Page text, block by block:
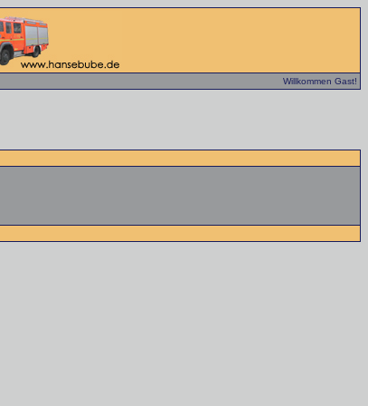
Willkommen Gast!